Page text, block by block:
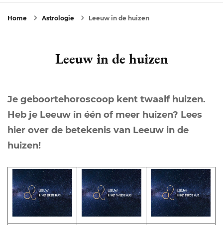
Home Astrologie Leeuw in de huizen
Leeuw in de huizen
Je geboortehoroscoop kent twaalf huizen.
Heb je Leeuw in één of meer huizen? Lees
hier over de betekenis van Leeuw in de
huizen!